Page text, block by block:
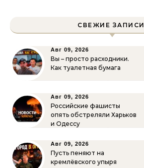
СВЕЖИЕ ЗАПИСИ
Авг 09, 2026
Вы – просто расходники.
Как туалетная бумага
Авг 09, 2026
Российские фашисты
опять обстреляли Харьков
и Одессу
Авг 09, 2026
Пусть пеняют на
кремлёвского упыря